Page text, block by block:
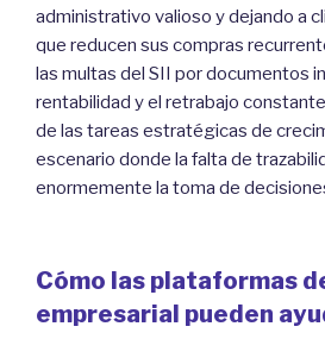
administrativo valioso y dejando a
que reducen sus compras
las multas del SII por documentos
rentabilidad y el retrabajo
de las tareas estratégicas de
escenario donde la falta de
enormemente la toma de
Cómo las plataformas
empresarial pueden